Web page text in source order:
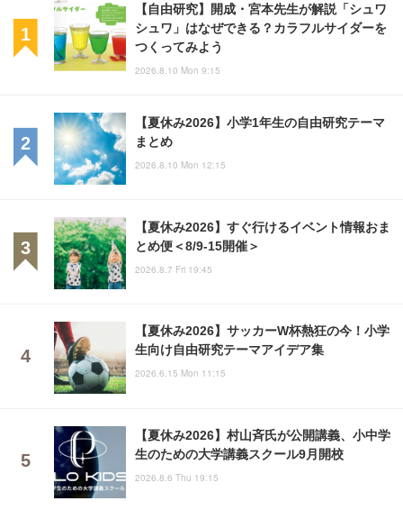
【自由研究】開成・宮本先生が解説「シュワ
シュワ」はなぜできる？カラフルサイダーを
つくってみよう
2026.8.10 Mon 9:15
【夏休み2026】小学1年生の自由研究テーマ
まとめ
2026.8.10 Mon 12:15
【夏休み2026】すぐ行けるイベント情報おま
とめ便＜8/9-15開催＞
2026.8.7 Fri 19:45
【夏休み2026】サッカーW杯熱狂の今！小学
生向け自由研究テーマアイデア集
2026.6.15 Mon 11:15
【夏休み2026】村山斉氏が公開講義、小中学
生のための大学講義スクール9月開校
2026.8.6 Thu 19:15